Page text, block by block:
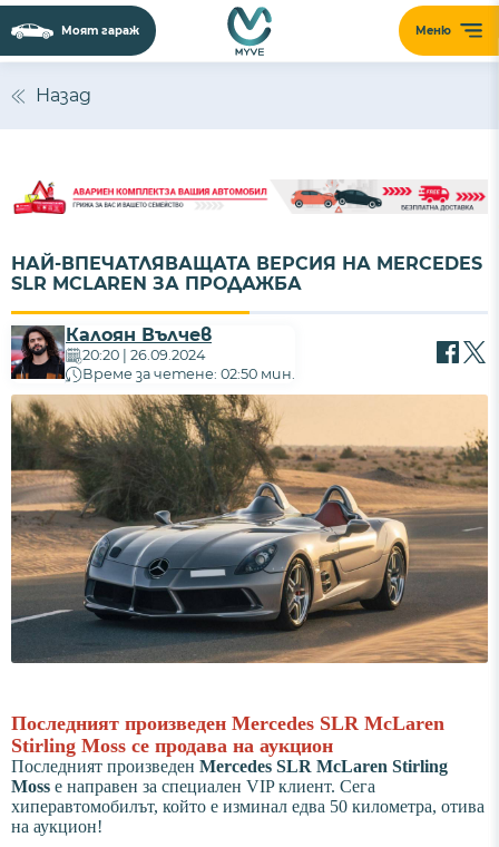
Меню
Моят гараж
Назад
НАЙ-ВПЕЧАТЛЯВАЩАТА ВЕРСИЯ НА MERCEDES
SLR MCLAREN ЗА ПРОДАЖБА
Калоян Вълчев
20:20 | 26.09.2024
Време за четене: 02:50 мин.
Последният произведен Mercedes SLR McLaren
Stirling Moss се продава на аукцион
Последният произведен Mercedes SLR McLaren Stirling
Moss е направен за специален VIP клиент. Сега
хиперавтомобилът, който е изминал едва 50 километра, отива
на аукцион!